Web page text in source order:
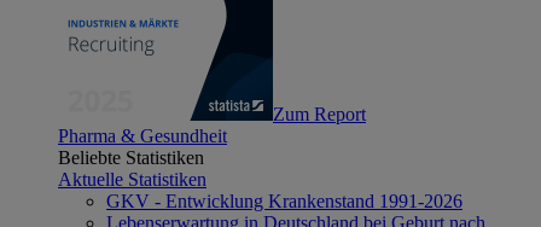
Zum Report
Pharma & Gesundheit
Beliebte Statistiken
Aktuelle Statistiken
GKV - Entwicklung Krankenstand 1991-2026
Lebenserwartung in Deutschland bei Geburt nach